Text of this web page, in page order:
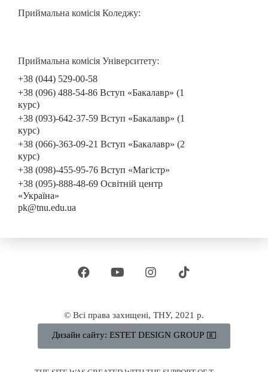
Приймальна комісія Коледжу:
Приймальна комісія Університету:
+38 (044) 529-00-58
+38 (096) 488-54-86 Вступ «Бакалавр» (1
курс)
+38 (093)-642-37-59 Вступ «Бакалавр» (1
курс)
+38 (066)-363-09-21 Вступ «Бакалавр» (2
курс)
+38 (098)-455-95-76 Вступ «Магістр»
+38 (095)-888-48-69 Освітній центр
«Україна»
pk@tnu.edu.ua
© Всі права захищені, ТНУ, 2021 р.
Дизайн сайту: ESTET DESIGN GROUP